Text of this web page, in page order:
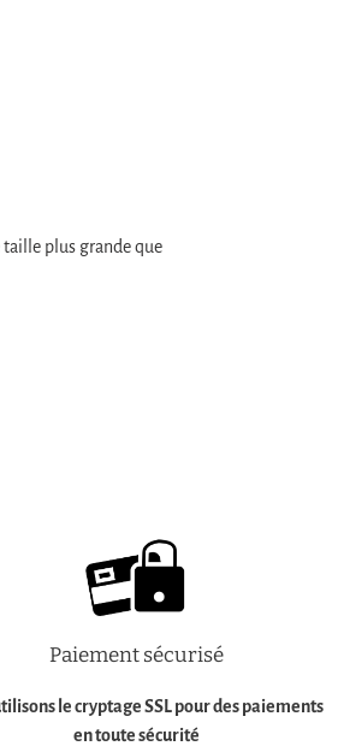
plus grande que
Paiement sécurisé
le cryptage SSL pour despaiements
en toute sécurité